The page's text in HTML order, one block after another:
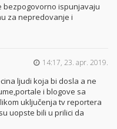
bezpogovorno ispunjavaju
za nepredovanje i
14:17, 23. apr. 2019.
ljudi koja bi dosla a ne
i blogove sa
uključenja tv reportera
uopste bili u prilici da